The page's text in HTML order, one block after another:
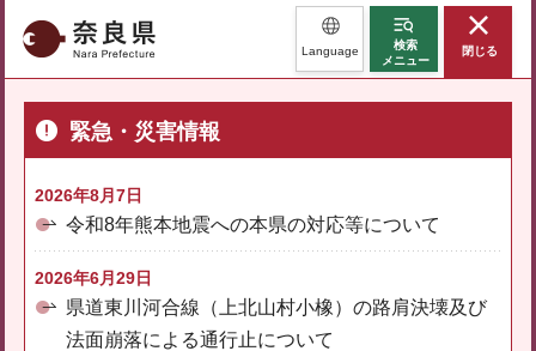
奈良県 Language
検索
メニュー
閉じる
緊急・災害情報
2026年8月7日
令和8年熊本地震への本県の対応等について
2026年6月29日
県道東川河合線（上北山村小橡）の路肩決壊及び
法面崩落による通行止について